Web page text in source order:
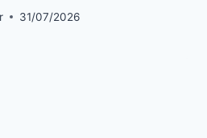
31/07/2026